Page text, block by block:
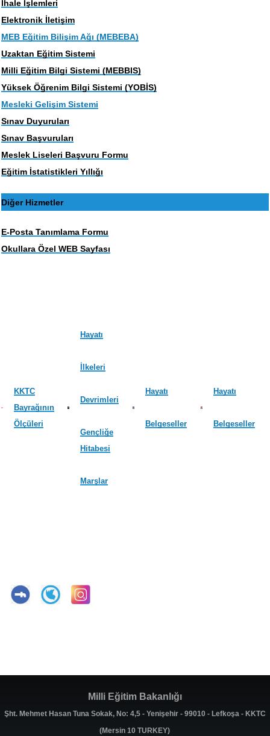
İhale İşlemleri
Elektronik İletişim
MEB Eğitim Bilişim Ağı (MEBEBA)
Uzaktan Eğitim Sistemi
Milli Eğitim Bilgi Sistemi (MEBBIS)
Yüksek Öğrenim Bilgi Sistemi (YOBİS)
Mesleki Gelişim Sistemi
Sınav Duyuruları
Sınav Başvuruları
Meslek Liseleri Başvuru Formu
Eğitim İstatistikleri Yıllığı
Diğer Hizmetler
E-Posta Tanımlama Formu
Okullara Özel WEB Sayfası
KKTC
Bayrağının
Ölçüleri
Hayatı
İlkeleri
Devrimleri
Gençliğe
Hitabesi
Marşlar
Hayatı
Belgeseller
Hayatı
Belgeseller
Milli Eğitim Bakanlığı
Şht. Mehmet Hasan Tuna Sokak, No: 4,5 - Yenişehir - 99010 - Lefkoşa - KKTC
(Mersin 10 TURKEY)